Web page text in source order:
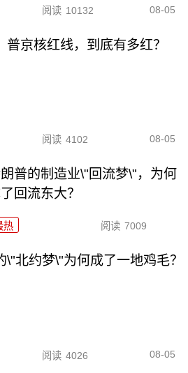
阅读 10132 08-05
京核红线，到底有多红？
阅读 4102 08-05
普的制造业\"回流梦\"，为何
回流东大？
热 阅读 7009
北约梦\"为何成了一地鸡毛？
阅读 4026 08-05